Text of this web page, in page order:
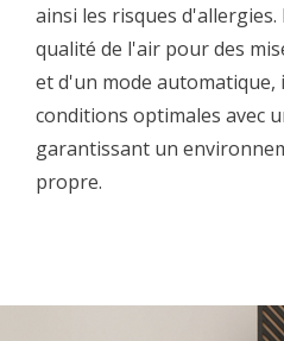
ainsi les risques
qualité de l'air pour des
et d'un mode automatique,
conditions optimales avec
garantissant un
propre.